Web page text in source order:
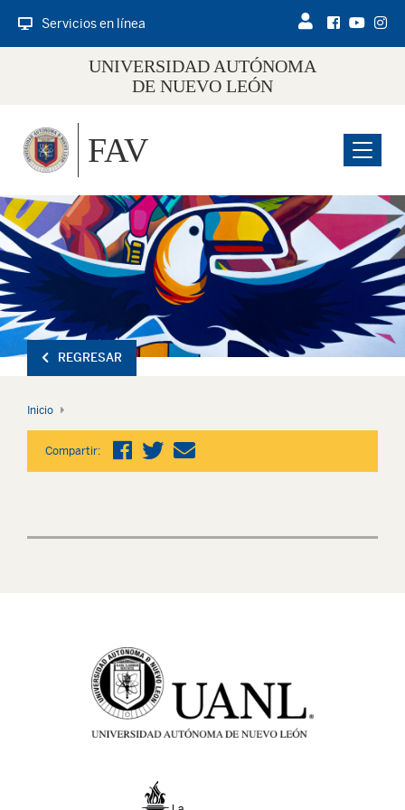
Servicios en línea
UNIVERSIDAD AUTÓNOMA
DE NUEVO LEÓN
Menu
FAV
REGRESAR
Inicio
Compartir: